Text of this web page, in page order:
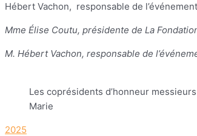
Hébert Vachon, responsable de
Mme Élise Coutu, présidente de La
M. Hébert Vachon, responsable de
Les coprésidents d’honneur
Marie
2025